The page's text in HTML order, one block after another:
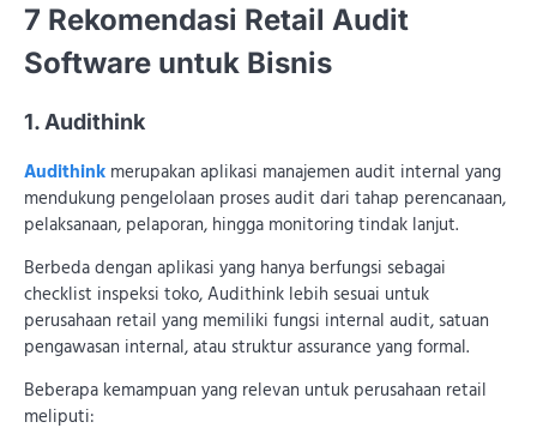
7 Rekomendasi Retail Audit
Software untuk Bisnis
1. Audithink
Audithink merupakan aplikasi manajemen audit internal yang
mendukung pengelolaan proses audit dari tahap perencanaan,
pelaksanaan, pelaporan, hingga monitoring tindak lanjut.
Berbeda dengan aplikasi yang hanya berfungsi sebagai
checklist inspeksi toko, Audithink lebih sesuai untuk
perusahaan retail yang memiliki fungsi internal audit, satuan
pengawasan internal, atau struktur assurance yang formal.
Beberapa kemampuan yang relevan untuk perusahaan retail
meliputi: